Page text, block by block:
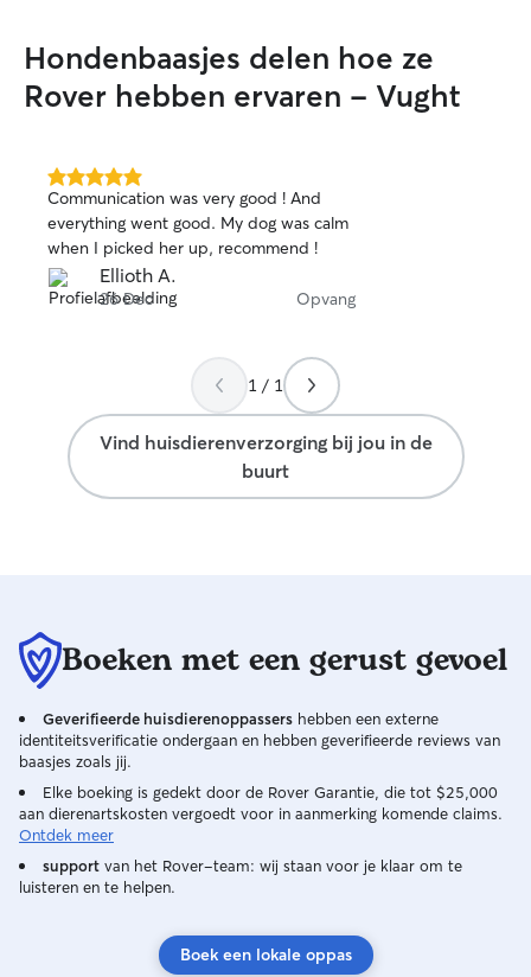
Hondenbaasjes delen hoe ze
Rover hebben ervaren - Vught
5.0
van
5
sterren
Communication was very good ! And
everything went good. My dog was calm
when I picked her up, recommend !
Ellioth A.
26 Dec Opvang
1 / 1
Vind huisdierenverzorging bij jou in de
buurt
Boeken met een gerust gevoel
Geverifieerde huisdierenoppassers hebben een externe
identiteitsverificatie ondergaan en hebben geverifieerde reviews van
baasjes zoals jij.
Elke boeking is gedekt door de Rover Garantie, die tot $25,000
aan dierenartskosten vergoedt voor in aanmerking komende claims.
Ontdek meer
support van het Rover-team: wij staan voor je klaar om te
luisteren en te helpen.
Boek een lokale oppas